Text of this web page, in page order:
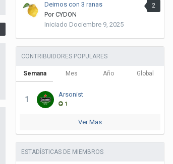
2
Deimos con 3 ranas
PorCYDON
Iniciado Dociembre 9, 2025
CONTRIBUIDORES POPULARES
Semana Mes Año Global
1
Arsonist
1
Ver Mas
ESTADÍSTICAS DE MIEMBROS